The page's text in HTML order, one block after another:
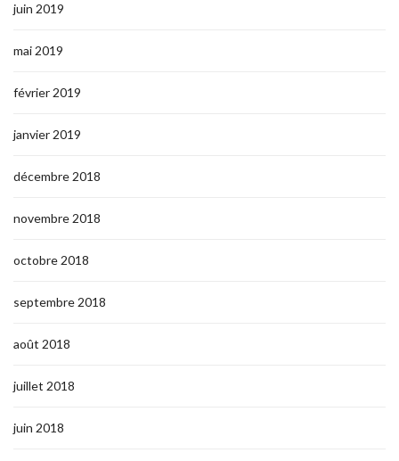
juin 2019
mai 2019
février 2019
janvier 2019
décembre 2018
novembre 2018
octobre 2018
septembre 2018
août 2018
juillet 2018
juin 2018